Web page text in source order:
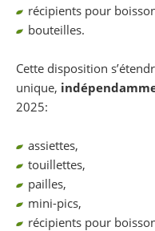
récipients pour
bouteilles.
Cette disposition
unique,
2025:
assiettes,
touillettes,
pailles,
mini-pics,
récipients pour